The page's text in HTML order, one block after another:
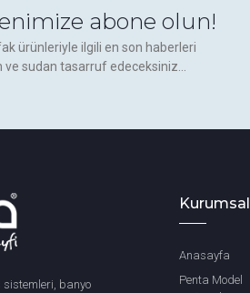
abone olun!
ürünleriyle ilgili en son haberleri
ve sudan tasarruf edeceksiniz...
sistemleri, banyo
Kurumsal
Anasayfa
Penta Model